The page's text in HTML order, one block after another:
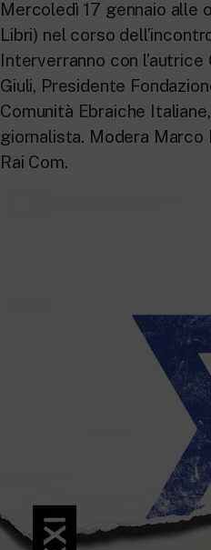
Mercoledì 17 gennaio alle
Libri) nel corso
Interverranno con
Giuli, Presidente
Comunità Ebraiche
giornalista. Modera
Rai Com.